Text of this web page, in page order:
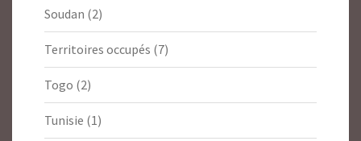
Soudan (2)
Territoires occupés (7)
Togo (2)
Tunisie (1)